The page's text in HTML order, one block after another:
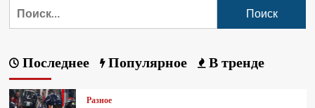
Последнее Популярное В тренде
Разное